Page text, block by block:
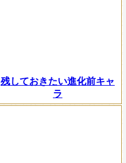
残しておきたい進化前キャ
ラ